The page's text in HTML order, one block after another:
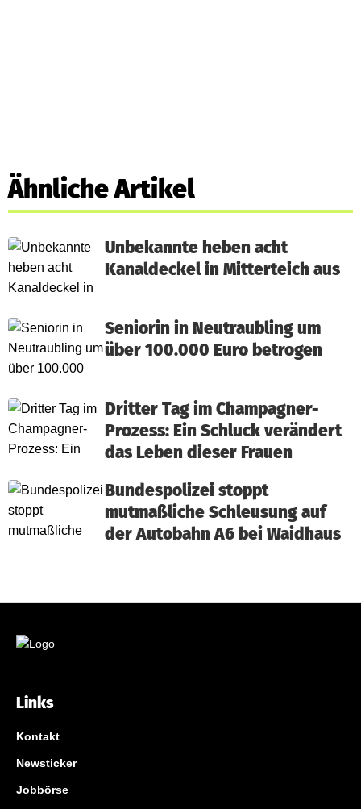
Ähnliche Artikel
Unbekannte heben acht
Kanaldeckel in Mitterteich aus
Seniorin in Neutraubling um
über 100.000 Euro betrogen
Dritter Tag im Champagner-
Prozess: Ein Schluck verändert
das Leben dieser Frauen
Bundespolizei stoppt
mutmaßliche Schleusung auf
der Autobahn A6 bei Waidhaus
Links
Kontakt
Newsticker
Jobbörse